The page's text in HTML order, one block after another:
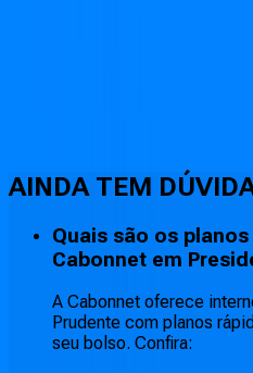
AINDA TEM
Quais são os
Cabonnet em
A Cabonnet oferece
Prudente com planos
seu bolso. Confira: